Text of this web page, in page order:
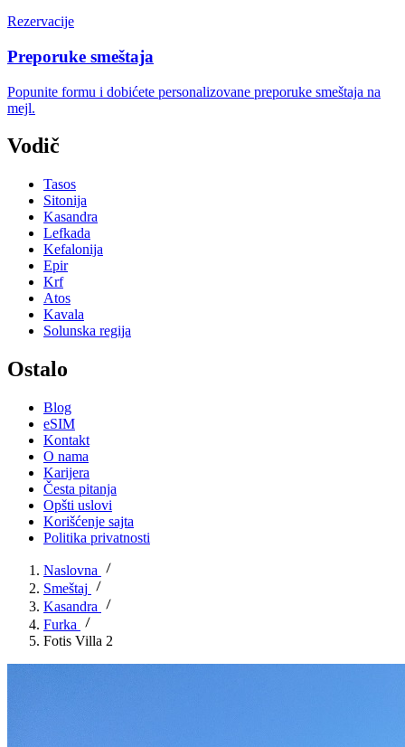
Rezervacije
Preporuke smeštaja
Popunite formu i dobićete personalizovane preporuke smeštaja na
mejl.
Vodič
Tasos
Sitonija
Kasandra
Lefkada
Kefalonija
Epir
Krf
Atos
Kavala
Solunska regija
Ostalo
Blog
eSIM
Kontakt
O nama
Karijera
Česta pitanja
Opšti uslovi
Korišćenje sajta
Politika privatnosti
Naslovna
Smeštaj
Kasandra
Furka
Fotis Villa 2